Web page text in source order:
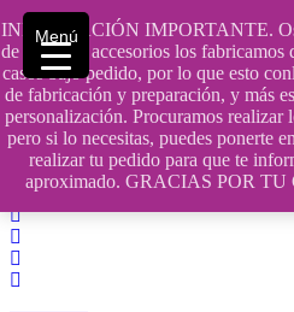
INFORMACIÓN IMPORTANTE. Os
de nuestros accesorios los fabricamos
casos bajo pedido, por lo que esto
de fabricación y preparación, y más
personalización. Procuramos realizar
pero si lo necesitas, puedes ponerte
realizar tu pedido para que te
aproximado. GRACIAS POR
Saltar
contenido
609241475 SOLO DE 10:00 a 14:00
info@hobbyaescala.com
San Fernando de Henares
10:00 - 14:00
Menú